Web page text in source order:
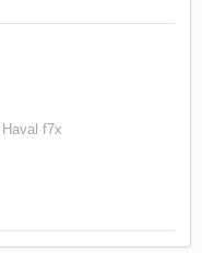
Haval f7x